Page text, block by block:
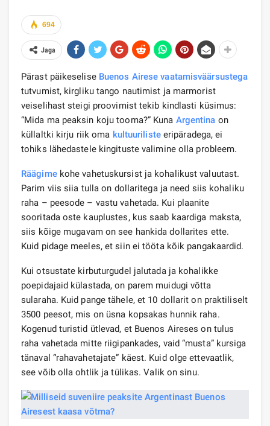
694
Jaga
Pärast päikeselise Buenos Airese vaatamisväärsustega
tutvumist, kirgliku tango nautimist ja marmorist
veiselihast steigi proovimist tekib kindlasti küsimus:
“Mida ma peaksin koju tooma?” Kuna Argentina on
küllaltki kirju riik oma kultuurilisteeripäradega, ei
tohiks lähedastele kingituste valimine olla probleem.
Räägimekohe vahetuskursist ja kohalikust valuutast.
Parim viis siia tulla on dollaritega ja need siis kohaliku
raha – peesode – vastu vahetada. Kui plaanite
sooritada oste kauplustes, kus saab kaardiga maksta,
siis kõige mugavam on see hankida dollarites ette.
Kuid pidage meeles, et siin ei tööta kõik pangakaardid.
Kui otsustate kirbuturgudel jalutada ja kohalikke
poepidajaid külastada, on parem muidugi võtta
sularaha. Kuid pange tähele, et 10 dollarit on praktiliselt
3500 peesot, mis on üsna kopsakas hunnik raha.
Kogenud turistid ütlevad, et Buenos Aireses on tulus
raha vahetada mitte riigipankades, vaid “musta” kursiga
tänaval “rahavahetajate” käest. Kuid olge ettevaatlik,
see võib olla ohtlik ja tülikas. Valik on sinu.